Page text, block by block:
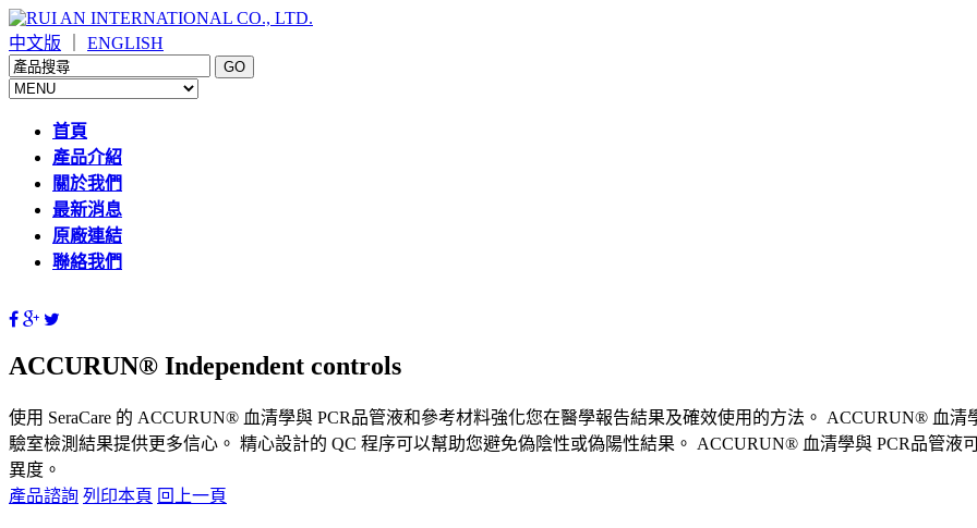
中文版 ENGLISH
首頁
產品介紹
關於我們
最新消息
原廠連結
聯絡我們
ACCURUN® Independent controls
使用 SeraCare 的 ACCURUN® 血清學與 PCR品管液和參考材料強化您在醫學報告結果及確效使用的方法。 ACCURUN® 血
驗室檢測結果提供更多信心。 精心設計的 QC 程序可以幫助您避免偽陰性或偽陽性結果。 ACCURUN® 血清學與 PCR品管液
異度。
產品諮詢 列印本頁 回上一頁